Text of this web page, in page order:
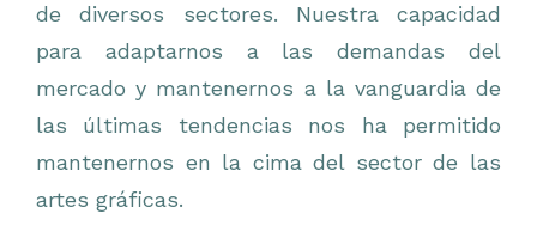
de diversos sectores. Nuestra capacidad
para adaptarnos a las demandas del
mercado y mantenernos a la vanguardia de
las últimas tendencias nos ha permitido
mantenernos en la cima del sector de las
artes gráficas.